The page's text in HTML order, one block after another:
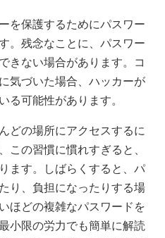
を保護するためにパスワー
。残念なことに、パスワー
きない場合があります。コ
気づいた場合、ハッカーが
る可能性があります。
どの場所にアクセスするに
この習慣に慣れすぎると、
ます。しばらくすると、パ
り、負担になったりする場
ほどの複雑なパスワードを
小限の労力でも簡単に解読